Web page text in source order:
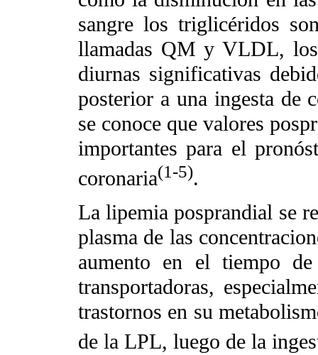
sangre los triglicéridos
llamadas QM y VLDL,
diurnas significativas
posterior a una ingesta de
se conoce que valores
importantes para el
coronaria(1-5).
La lipemia posprandial se
plasma de las
aumento en el tiempo
transportadoras,
trastornos en su
de la LPL, luego de la